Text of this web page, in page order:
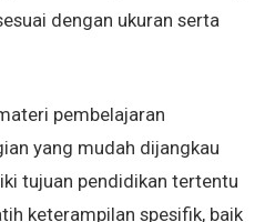
dengan ukuran serta
pembelajaran
yang mudah dijangkau
tujuan pendidikan tertentu
keterampilan spesifik, baik